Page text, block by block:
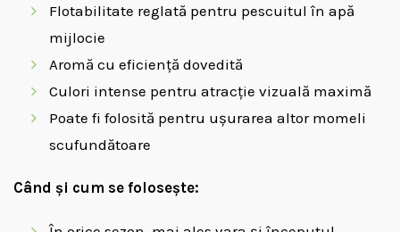
Flotabilitate reglată pentru pescuitul în apă
mijlocie
Aromă cu eficiență dovedită
Culori intense pentru atracție vizuală maximă
Poate fi folosită pentru ușurarea altor momeli
scufundătoare
Când și cum se folosește: